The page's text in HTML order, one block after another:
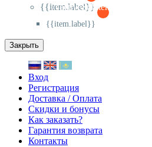
{{item.label}}
{{activeSubitem==item.id?'-
{{item.label}}
Закрыть
Вход
Регистрация
Доставка / Оплата
Скидки и бонусы
Как заказать?
Гарантия возврата
Контакты